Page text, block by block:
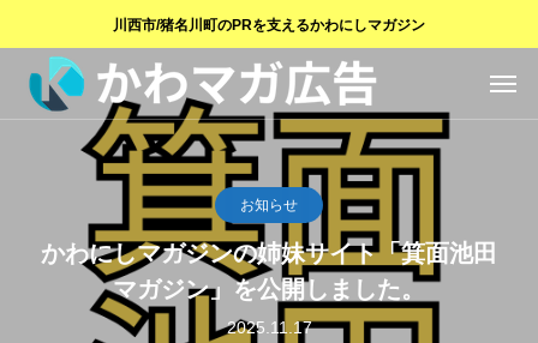
川西市/猪名川町のPRを支えるかわにしマガジン
お知らせ
かわにしマガジンの姉妹サイト「箕面池田
マガジン」を公開しました。
2025.11.17